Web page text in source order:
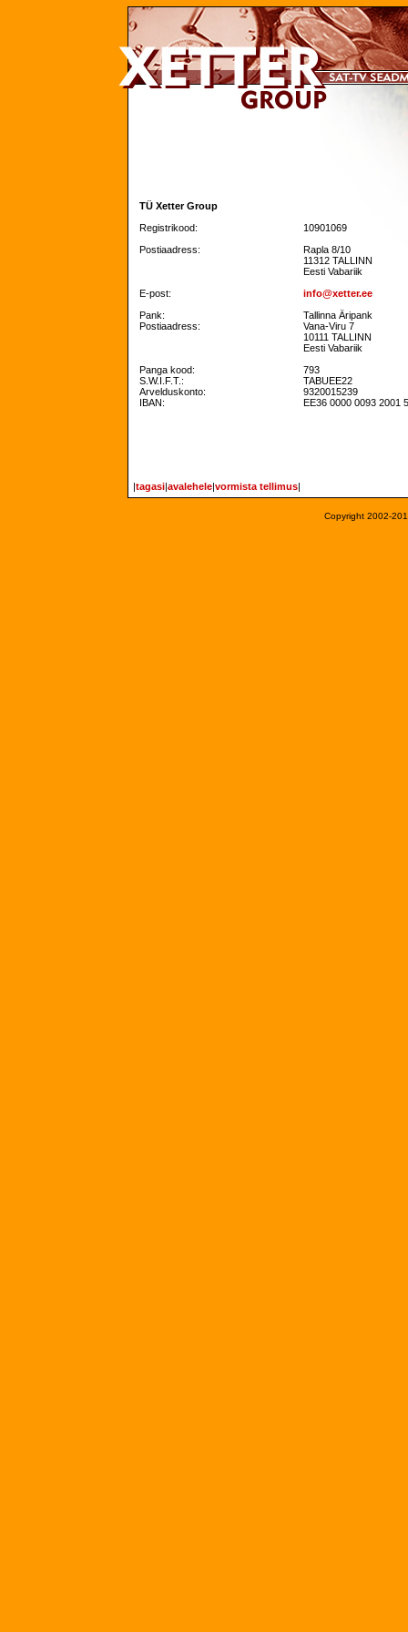
TÜ Xetter Group
Registrikood:
10901069
Postiaadress:
Rapla 8/10
11312 TALLINN
Eesti Vabariik
E-post:
info@xetter.ee
Pank:
Tallinna Äripank
Postiaadress:
Vana-Viru 7
10111 TALLINN
Eesti Vabariik
Panga kood:
793
S.W.I.F.T.:
TABUEE22
Arvelduskonto:
9320015239
IBAN:
EE36 0000 0093 2001
|tagasi|avalehele|vormista tellimus|
Copyright 2002-